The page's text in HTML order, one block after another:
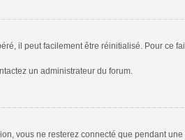
il peut facilement être réinitialisé. Pour ce
un administrateur du forum.
vous ne resterez connecté que pendant